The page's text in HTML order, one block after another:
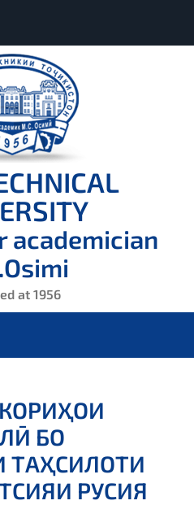
academician
at 1956
БО
ТАҲСИЛОТИ
РУСИЯ